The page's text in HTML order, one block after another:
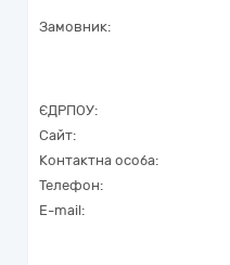
Замовник:
ЄДРПОУ:
Сайт:
Контактна особа:
Телефон:
E-mail: